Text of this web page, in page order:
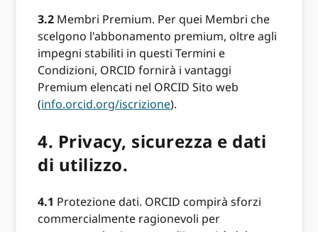
3.2 Membri Premium. Per quei Membri che
scelgono l'abbonamento premium, oltre agli
impegni stabiliti in questi Termini e
Condizioni, ORCID fornirà i vantaggi
Premium elencati nel ORCID Sito web
(info.orcid.org/iscrizione).
4. Privacy, sicurezza e dati
di utilizzo.
4.1 Protezione dati. ORCID compirà sforzi
commercialmente ragionevoli per